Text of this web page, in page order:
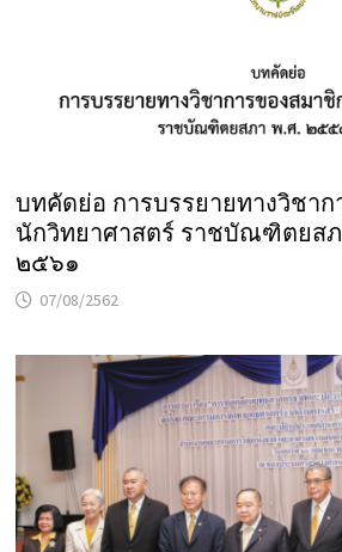
บทคัดย่อ การบรรยายทางวิชา
นักวิทยาศาสตร์ ราชบัณฑิตยส
๒๕๖๑
07/08/2562